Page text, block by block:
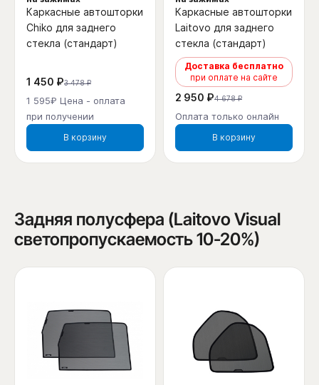
Каркасные автошторки
Chiko для заднего
стекла (стандарт)
1 450 ₽3 478 ₽
1 595₽ Цена - оплата
при получении
В корзину
Каркасные автошторки
Laitovo для заднего
стекла (стандарт)
Доставка бесплатно
при оплате на сайте
2 950 ₽4 678 ₽
Оплата только онлайн
В корзину
Задняя полусфера (Laitovo Visual
светопропускаемость 10-20%)